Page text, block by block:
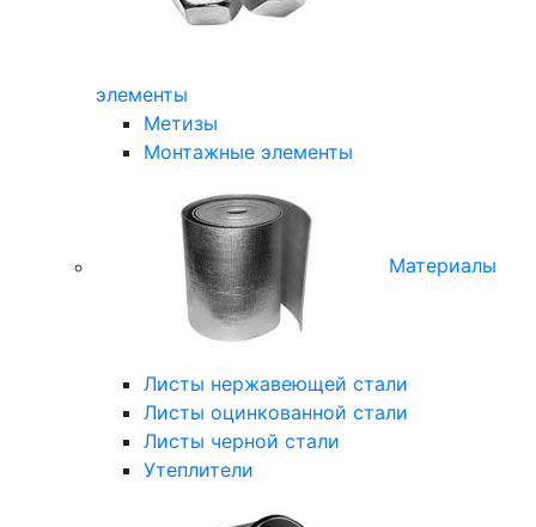
элементы
Метизы
Монтажные элементы
Материалы
Листы нержавеющей стали
Листы оцинкованной стали
Листы черной стали
Утеплители